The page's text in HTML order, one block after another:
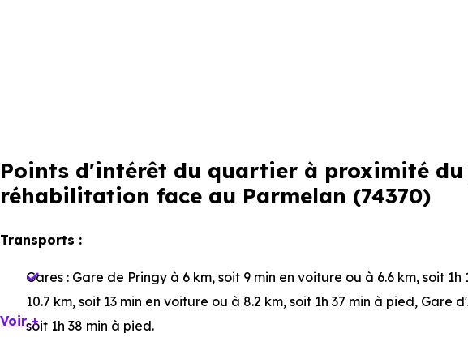
Points d'intérêt du quartier à proximité
réhabilitation face au Parmelan (74370)
Transports :
Gares : Gare de Pringy à 6 km, soit 9 min en voiture ou à 6.6 km, soit 1h
10.7 km, soit 13 min en voiture ou à 8.2 km, soit 1h 37 min à pied, Gare
soit 1h 38 min à pied.
Voir +